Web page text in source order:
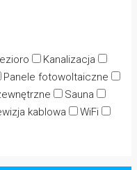
Kanalizacja
Panele fotowoltaiczne
Sauna
kablowa
WiFi